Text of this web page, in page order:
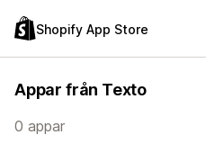
Shopify App Store
Appar från Texto
0 appar